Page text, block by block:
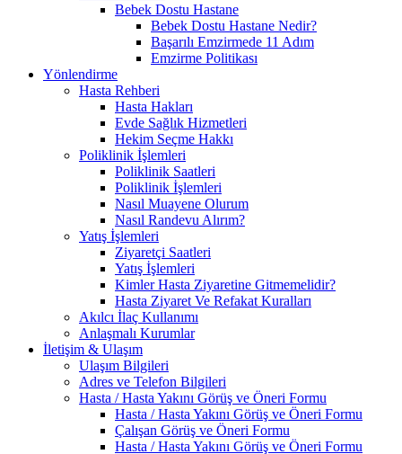
Bebek Dostu Hastane
Bebek Dostu Hastane Nedir?
Başarılı Emzirmede 11 Adım
Emzirme Politikası
Yönlendirme
Hasta Rehberi
Hasta Hakları
Evde Sağlık Hizmetleri
Hekim Seçme Hakkı
Poliklinik İşlemleri
Poliklinik Saatleri
Poliklinik İşlemleri
Nasıl Muayene Olurum
Nasıl Randevu Alırım?
Yatış İşlemleri
Ziyaretçi Saatleri
Yatış İşlemleri
Kimler Hasta Ziyaretine Gitmemelidir?
Hasta Ziyaret Ve Refakat Kuralları
Akılcı İlaç Kullanımı
Anlaşmalı Kurumlar
İletişim & Ulaşım
Ulaşım Bilgileri
Adres ve Telefon Bilgileri
Hasta / Hasta Yakını Görüş ve Öneri Formu
Hasta / Hasta Yakını Görüş ve Öneri Formu
Çalışan Görüş ve Öneri Formu
Hasta / Hasta Yakını Görüş ve Öneri Formu